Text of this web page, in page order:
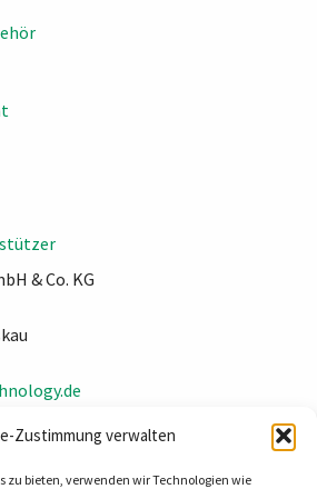
Zustimmung verwalten
zu bieten, verwenden wir Technologien wie
& Co. KG